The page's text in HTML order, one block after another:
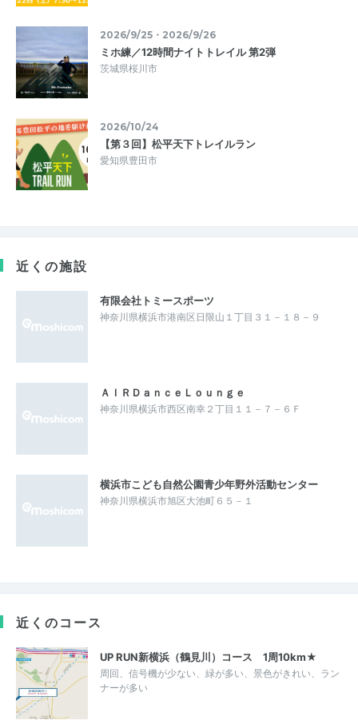
2026/9/25・2026/9/26
ミホ練／12時間ナイトトレイル 第2弾
茨城県桜川市
2026/10/24
【第３回】松平天下トレイルラン
愛知県豊田市
近くの施設
有限会社トミースポーツ
神奈川県横浜市港南区日限山１丁目３１－１８－９
ＡＩＲＤａｎｃｅＬｏｕｎｇｅ
神奈川県横浜市西区南幸２丁目１１－７－６Ｆ
横浜市こども自然公園青少年野外活動センター
神奈川県横浜市旭区大池町６５－１
近くのコース
UP RUN新横浜（鶴見川）コース 1周10km★
周回、信号機が少ない、緑が多い、景色がきれい、ラン
ナーが多い